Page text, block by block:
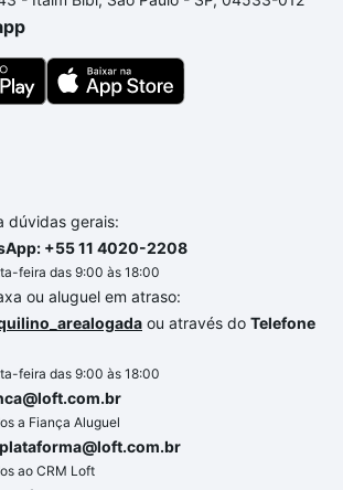
veja em nosso portal quanto
apartamento
o imóvel dos seus sonhos com
Loft, com você até as
dúvidas gerais:
+55 11 4020-2208
feira das 9:00 às 18:00
ou aluguel em atraso:
ou através do Telefone
feira das 9:00 às 18:00
a Fiança Aluguel
ao CRM Loft